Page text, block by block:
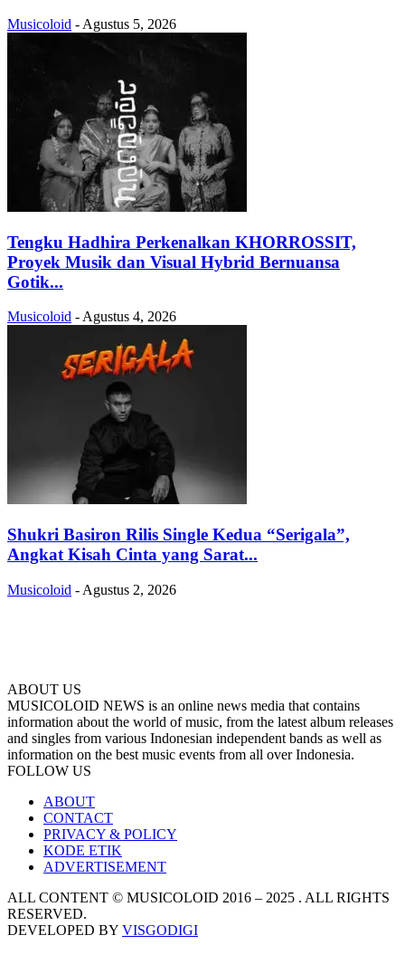
Musicoloid - Agustus 5, 2026
Tengku Hadhira Perkenalkan KHORROSSIT,
Proyek Musik dan Visual Hybrid Bernuansa
Gotik...
Musicoloid - Agustus 4, 2026
Shukri Basiron Rilis Single Kedua “Serigala”,
Angkat Kisah Cinta yang Sarat...
Musicoloid - Agustus 2, 2026
ABOUT US
MUSICOLOID NEWS is an online news media that contains
information about the world of music, from the latest album releases
and singles from various Indonesian independent bands as well as
information on the best music events from all over Indonesia.
FOLLOW US
ABOUT
CONTACT
PRIVACY & POLICY
KODE ETIK
ADVERTISEMENT
ALL CONTENT © MUSICOLOID 2016 – 2025 . ALL RIGHTS
RESERVED.
DEVELOPED BY VISGODIGI